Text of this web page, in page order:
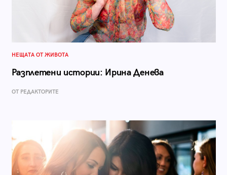
НЕЩАТА ОТ ЖИВОТА
Разплетени истории: Ирина Денева
ОТ РЕДАКТОРИТЕ